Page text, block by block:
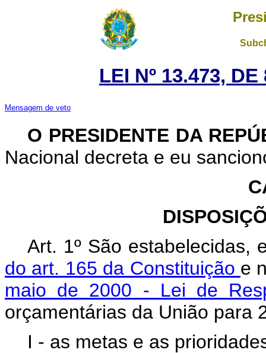
LEI Nº 13.473,
Mensagem de veto
O PRESIDENTE DA
Nacional decreta e eu
Art. 1º São estabelecidas,
do art. 165 da Constituição e
maio de 2000 - Lei de
orçamentárias da União para
I - as metas e as